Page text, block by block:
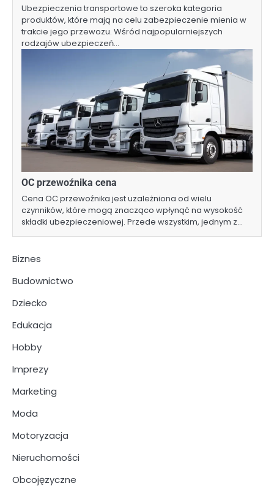
Ubezpieczenia transportowe to szeroka kategoria
produktów, które mają na celu zabezpieczenie mienia w
trakcie jego przewozu. Wśród najpopularniejszych
rodzajów ubezpieczeń…
OC przewoźnika cena
Cena OC przewoźnika jest uzależniona od wielu
czynników, które mogą znacząco wpłynąć na wysokość
składki ubezpieczeniowej. Przede wszystkim, jednym z…
Biznes
Budownictwo
Dziecko
Edukacja
Hobby
Imprezy
Marketing
Moda
Motoryzacja
Nieruchomości
Obcojęzyczne